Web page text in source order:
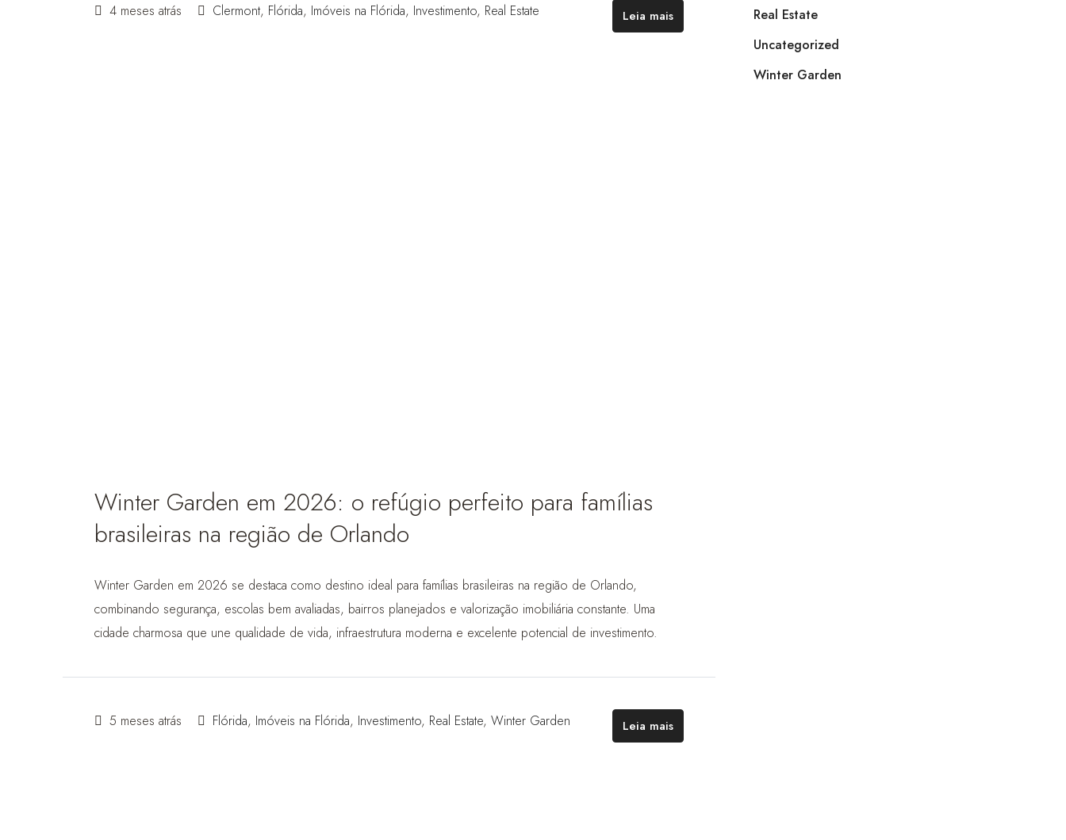
4 meses atrás Clermont, Flórida, Imóveis na Flórida, Investimento, Real Estate Leia mais
Winter Garden em 2026: o refúgio perfeito para famílias
brasileiras na região de Orlando
Winter Garden em 2026 se destaca como destino ideal para famílias brasileiras na região de Orlando,
combinando segurança, escolas bem avaliadas, bairros planejados e valorização imobiliária constante. Uma
cidade charmosa que une qualidade de vida, infraestrutura moderna e excelente potencial de investimento.
5 meses atrás Flórida, Imóveis na Flórida, Investimento, Real Estate, Winter Garden Leia mais
Real Estate
Uncategorized
Winter Garden